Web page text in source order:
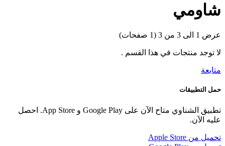
شاومي
عرض 1 الى 3 من 3 (1 صفحات)
لا توجد منتجات في هذا القسم .
متابعة
حمل التطبيقات
تطبيق الشناوي متاح الآن على Google Play و App Store. احصل
عليه الآن.
تحميل من Apple Store